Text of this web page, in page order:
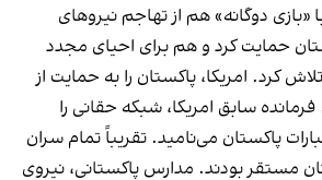
«بازی دوگانه» هم از تهاجم نیروهای
حمایت کرد و هم برای احیای مجدد
کرد. امریکا، پاکستان را به حمایت از
سابق امریکا، شبکه حقانی را
پاکستان می‌نامید. تقریباً تمام سران
مستقر بودند. مدارس پاکستانی، نیروی